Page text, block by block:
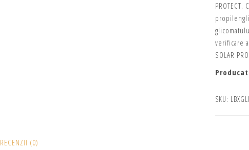
verificare
SOLAR
SKU:
RECENZII (0)